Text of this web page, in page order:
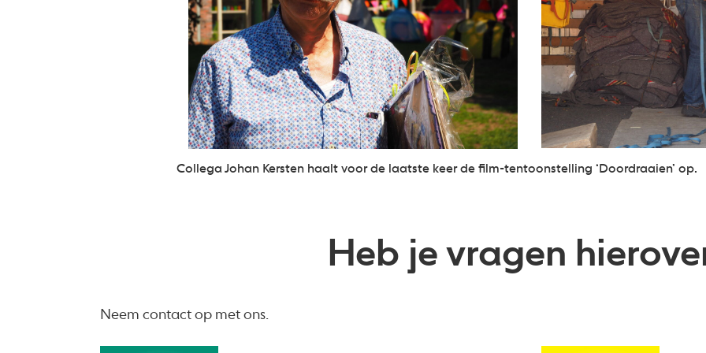
Collega Johan Kersten haalt voor de laatste keer de film-tentoonstelling ‘Doordraaien’ op.
Heb je vragen
Neem contact op met ons.